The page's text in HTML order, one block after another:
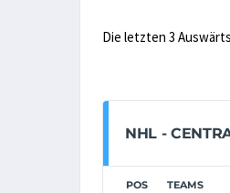
Die letzten 3
NHL -
POS TEAMS